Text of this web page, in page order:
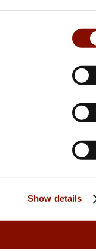
Show details